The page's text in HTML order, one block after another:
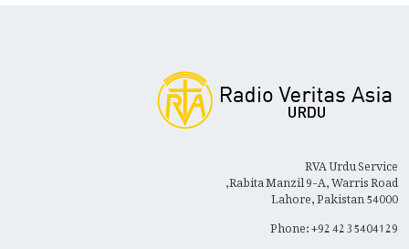
RVA Urdu Service
Rabita Manzil 9-A, Warris Road,
Lahore, Pakistan 54000
Phone: +92 42 35404129